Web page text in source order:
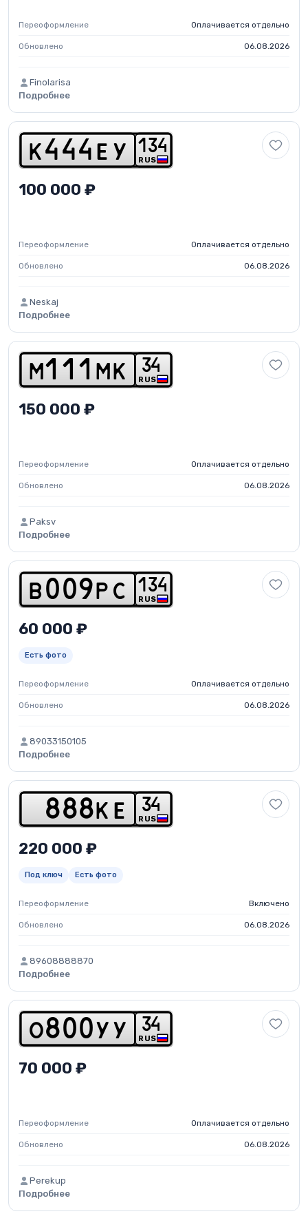
Переоформление Оплачивается отдельно
Обновлено 06.08.2026
Finolarisa
Подробнее
k 4 4 4 e y RUS
1 34
100 000 ₽
Переоформление Оплачивается отдельно
Обновлено 06.08.2026
Neskaj
Подробнее
m 1 1 1 m k RUS
34
150 000 ₽
Переоформление Оплачивается отдельно
Обновлено 06.08.2026
Paksv
Подробнее
b 0 0 9 p c RUS
1 34
60 000 ₽
Есть фото
Переоформление Оплачивается отдельно
Обновлено 06.08.2026
89033150105
Подробнее
8 88 k e RUS
34
220 000 ₽
Под ключ Есть фото
Переоформление Включено
Обновлено 06.08.2026
89608888870
Подробнее
o8 0 0 y y RUS
34
70 000 ₽
Переоформление Оплачивается отдельно
Обновлено 06.08.2026
Perekup
Подробнее